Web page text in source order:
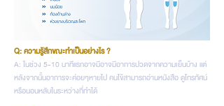
Q: ความรู้สึกขณะทำเป็นอย่างไร ?
A: ในช่วง 5-10 นาทีแรกอาจมีอาจมีอาการปวดจากความเย็นบ้าง แต่
หลังจากนั้นอาการจะค่อยๆหายไป คนไข้สามารถอ่านหนังสือ ดูโทรทัศน์
หรือนอนหลับในระหว่างที่ทำได้